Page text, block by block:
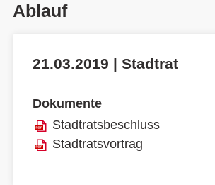
Ablauf
21.03.2019 | Stadtrat
Dokumente
Stadtratsbeschluss
Stadtratsvortrag